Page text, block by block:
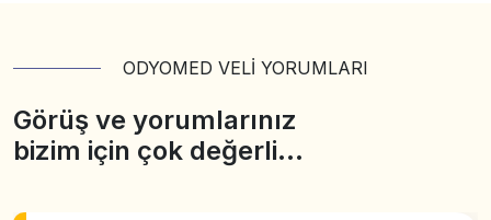
ODYOMED VELİ YORUMLARI
Görüş ve yorumlarınız
bizim için çok değerli…